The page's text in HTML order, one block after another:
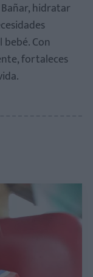
Bañar, hidratar
Con
fortaleces